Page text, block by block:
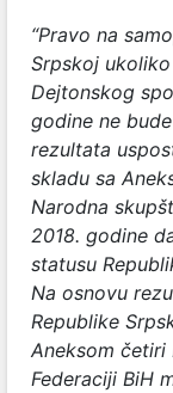
“Pravo na
Srpskoj
Dejtonskog
godine ne
rezultata
skladu sa
Narodna
2018. godine
statusu
Na osnovu
Republike
Aneksom
Federaciji BiH